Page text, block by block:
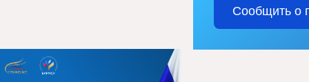
Сообщить о